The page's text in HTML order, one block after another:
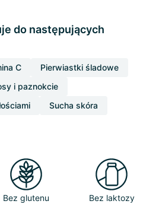
do następujących
C
Pierwiastki śladowe
i paznokcie
Sucha skóra
Bez glutenu Bez laktozy